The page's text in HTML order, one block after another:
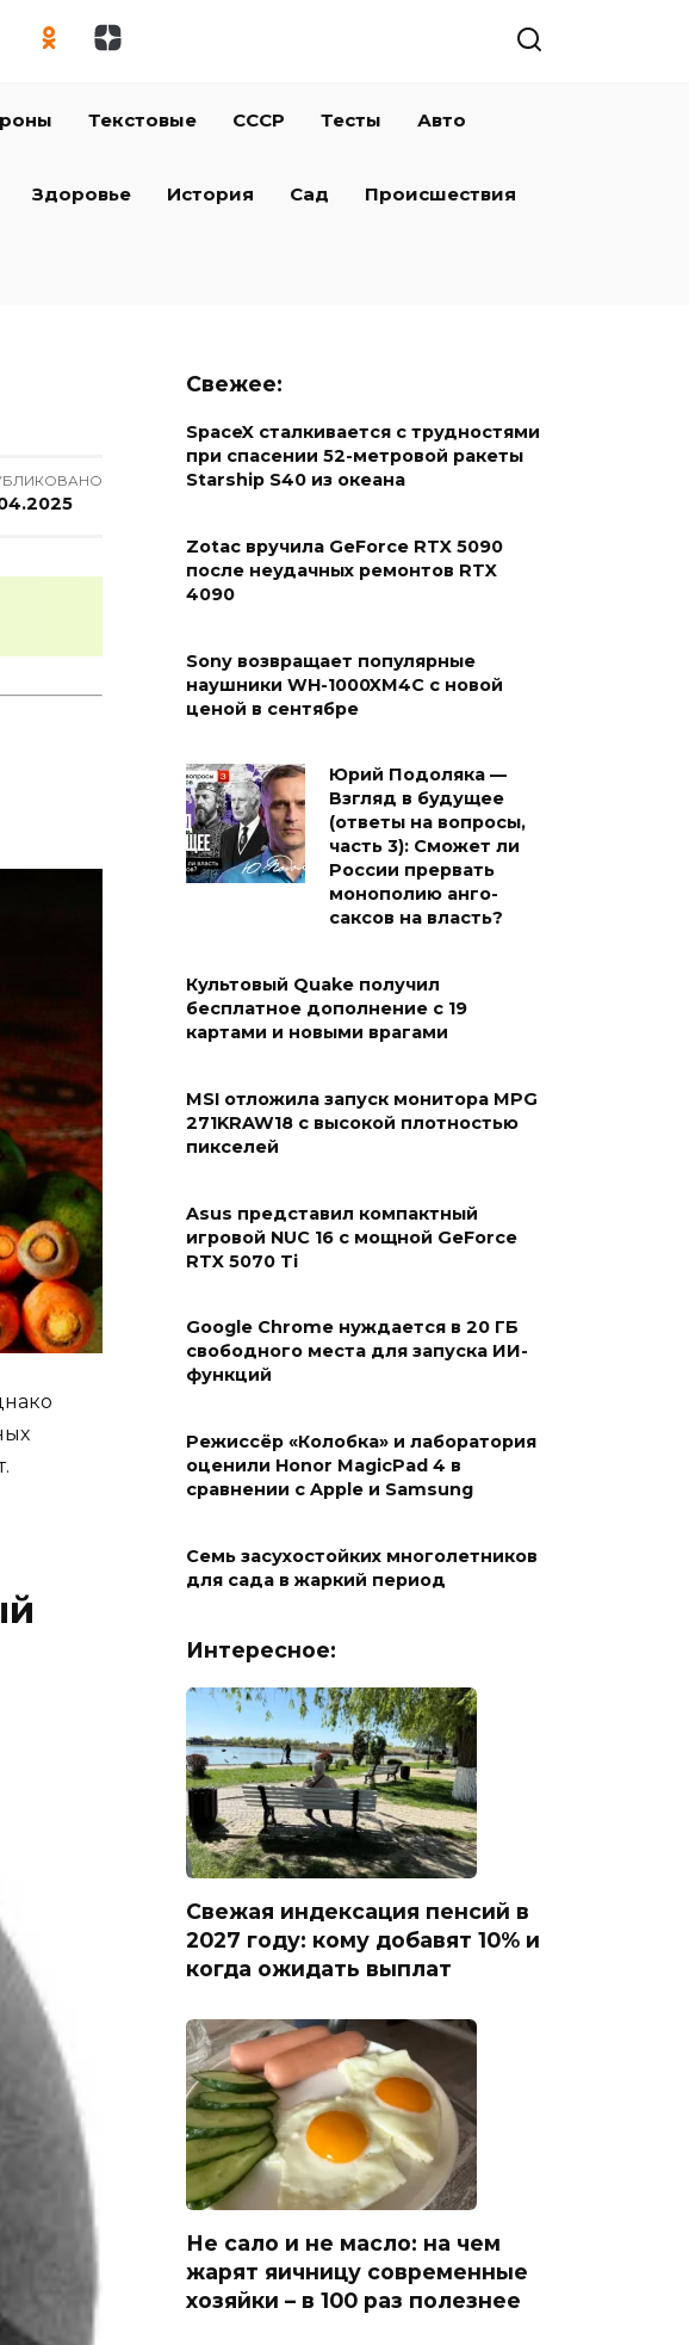
Текстовые СССР Тесты Авто
Здоровье История Сад Происшествия
Свежее:
SpaceX сталкивается с трудностями
при спасении 52-метровой ракеты
Starship S40 из океана
Zotac вручила GeForce RTX 5090
после неудачных ремонтов RTX
4090
Sony возвращает популярные
наушники WH-1000XM4C с новой
ценой в сентябре
Юрий Подоляка —
Взгляд в будущее
(ответы на вопросы,
часть 3): Сможет ли
России прервать
монополию анго-
саксов на власть?
Культовый Quake получил
бесплатное дополнение с 19
картами и новыми врагами
MSI отложила запуск монитора MPG
271KRAW18 с высокой плотностью
пикселей
Asus представил компактный
игровой NUC 16 с мощной GeForce
RTX 5070 Ti
Google Chrome нуждается в 20 ГБ
свободного места для запуска ИИ-
функций
Режиссёр «Колобка» и лаборатория
оценили Honor MagicPad 4 в
сравнении с Apple и Samsung
Семь засухостойких многолетников
для сада в жаркий период
Интересное:
Свежая индексация пенсий в
2027 году: кому добавят 10% и
когда ожидать выплат
Не сало и не масло: на чем
жарят яичницу современные
хозяйки – в 100 раз полезнее